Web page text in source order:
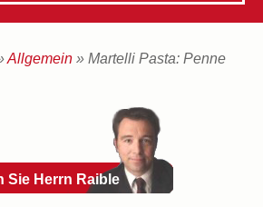
Allgemein » Martelli Pasta: Penne
Sie Herrn Raible